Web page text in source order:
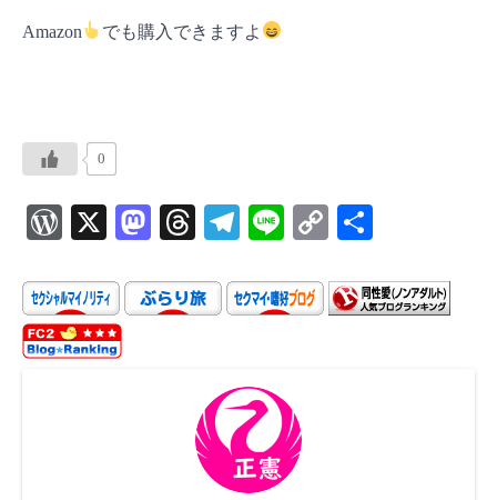
Amazon でも購入できますよ
0
W
d
P
re
X
M
to
d
T
ea
ds
Te
gr
a
Li
C
p
y